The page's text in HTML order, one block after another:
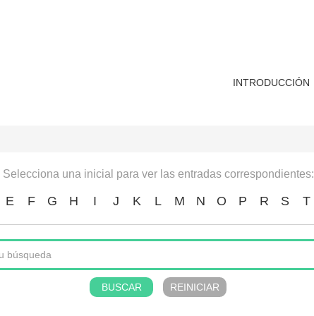
INTRODUCCIÓN
Selecciona una inicial para ver las entradas correspondientes:
E F G H I J K L M N O P R S T